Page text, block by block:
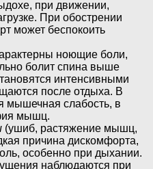
при движении,
При обострении
может беспокоить
ноющие боли,
болит спина выше
интенсивными
после отдыха. В
мышечная слабость, в
мышц.
(ушиб, растяжение мышц,
причина дискомфорта,
особенно при дыхании.
наблюдаются при